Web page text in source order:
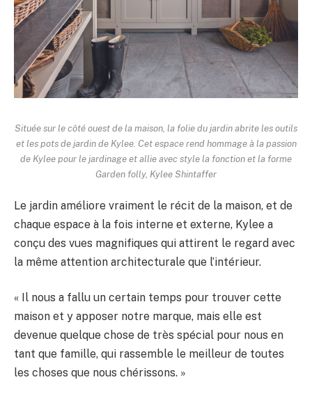
Située sur le côté ouest de la maison, la folie du jardin abrite les outils
et les pots de jardin de Kylee. Cet espace rend hommage à la passion
de Kylee pour le jardinage et allie avec style la fonction et la forme
Garden folly, Kylee Shintaffer
Le jardin améliore vraiment le récit de la maison, et de
chaque espace à la fois interne et externe, Kylee a
conçu des vues magnifiques qui attirent le regard avec
la même attention architecturale que l’intérieur.
« Il nous a fallu un certain temps pour trouver cette
maison et y apposer notre marque, mais elle est
devenue quelque chose de très spécial pour nous en
tant que famille, qui rassemble le meilleur de toutes
les choses que nous chérissons. »